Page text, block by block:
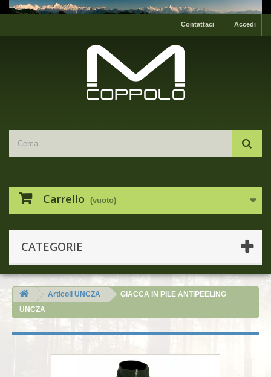
Accedi
Contattaci
Carrello (vuoto)
CATEGORIE
Articoli UNCZA
GIACCA IN PILE ANTIPEELING
UNCZA